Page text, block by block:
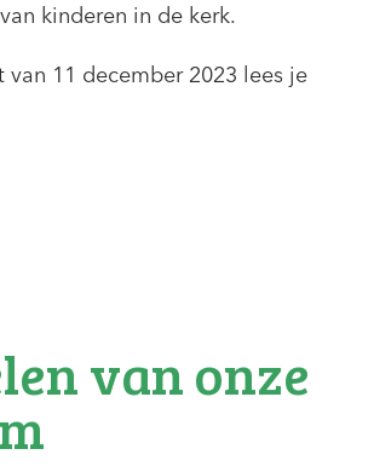
kinderen in de kerk.
van 11 december 2023 lees je
van onze